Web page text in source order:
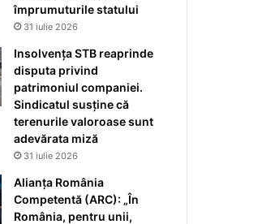
împrumuturile statului
31 iulie 2026
Insolvența STB reaprinde
disputa privind
patrimoniul companiei.
Sindicatul susține că
terenurile valoroase sunt
adevărata miză
31 iulie 2026
Alianța România
Competentă (ARC): „În
România, pentru unii,